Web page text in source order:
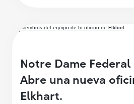
Notre Dame
Abre una nueva
Elkhart.